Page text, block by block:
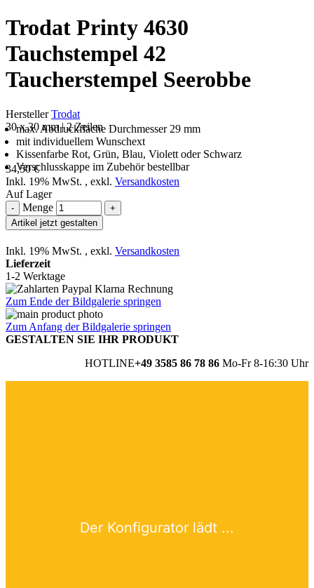
Trodat Printy 4630
Tauchstempel 42
Taucherstempel Seerobbe
HerstellerTrodat
30 x 30 mm | 2 Zeilen
max. Abdruckfläche Durchmesser 29 mm
mit individuellem Wunschext
Kissenfarbe Rot, Grün, Blau, Violett oder Schwarz
Verschlusskappe im Zubehör bestellbar
34,50 €
Inkl. 19% MwSt. , exkl. Versandkosten
Auf Lager
- Menge
+
Artikel jetzt gestalten
Inkl. 19% MwSt. , exkl. Versandkosten
Lieferzeit
1-2 Werktage
Zum Ende der Bildgalerie springen
Zum Anfang der Bildgalerie springen
GESTALTEN SIE IHR PRODUKT
HOTLINE+49 3585 86 78 86 Mo-Fr 8-16:30 Uhr